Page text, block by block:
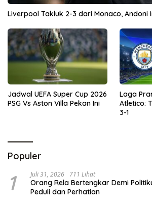
Liverpool Takluk 2-3 dari Monaco, Andoni
Jadwal UEFA Super Cup 2026
PSG Vs Aston Villa Pekan Ini
Laga
Atletico:
3-1
Populer
1 Juli 31, 2026 711 Lihat
Orang Rela Bertengkar Demi
Peduli dan Perhatian